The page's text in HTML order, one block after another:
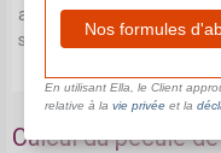
abonnement actuel.
supplémentaire.
Calcul du pécule
Nos formules
En utilisant Ella, le Client
relative à la vie privéeet la